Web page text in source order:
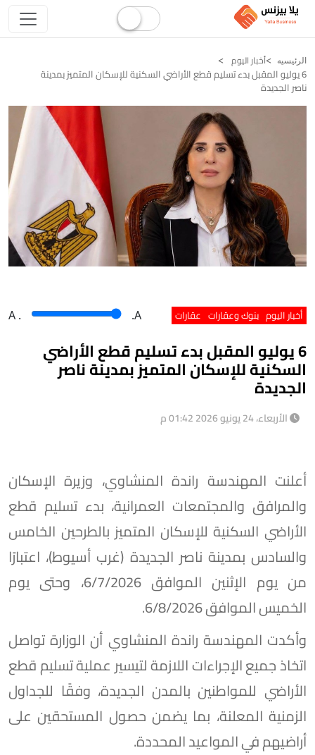
الرئيسيه أخبار اليوم
6 يوليو المقبل بدء تسليم قطع الأراضي السكنية للإسكان المتميز بمدينة
ناصر الجديدة
أخبار اليوم بنوك وعقارات عقارات A . .A
6 يوليو المقبل بدء تسليم قطع الأراضي
السكنية للإسكان المتميز بمدينة ناصر
الجديدة
الأربعاء، 24 يونيو 2026 01:42 م
أعلنت المهندسة راندة المنشاوي، وزيرة الإسكان
والمرافق والمجتمعات العمرانية، بدء تسليم قطع
الأراضي السكنية للإسكان المتميز بالطرحين الخامس
والسادس بمدينة ناصر الجديدة (غرب أسيوط)، اعتبارًا
من يوم الإثنين الموافق 6/7/2026، وحتى يوم
الخميس الموافق 6/8/2026.
وأكدت المهندسة راندة المنشاوي أن الوزارة تواصل
اتخاذ جميع الإجراءات اللازمة لتيسير عملية تسليم قطع
الأراضي للمواطنين بالمدن الجديدة، وفقًا للجداول
الزمنية المعلنة، بما يضمن حصول المستحقين على
أراضيهم في المواعيد المحددة.